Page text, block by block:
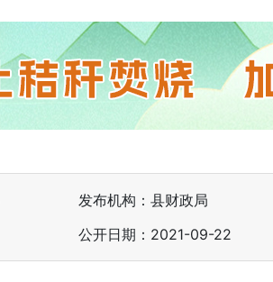
发布机构：县财政局
公开日期：2021-09-22